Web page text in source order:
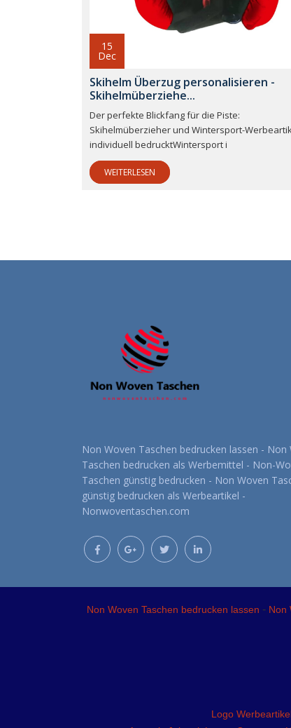
15
Dec
Skihelm Überzug personalisieren -
Skihelmüberziehe...
Der perfekte Blickfang für die Piste:
Skihelmüberzieher und Wintersport-
individuell bedrucktWintersport i
WEITERLESEN
Non Woven Taschen bedrucken lassen - Non
Taschen bedrucken als Werbemittel - Non-
Taschen günstig bedrucken - Non Woven
günstig bedrucken als Werbeartikel -
Nonwoventaschen.com
Non Woven Taschen bedrucken lassen - Non
Logo